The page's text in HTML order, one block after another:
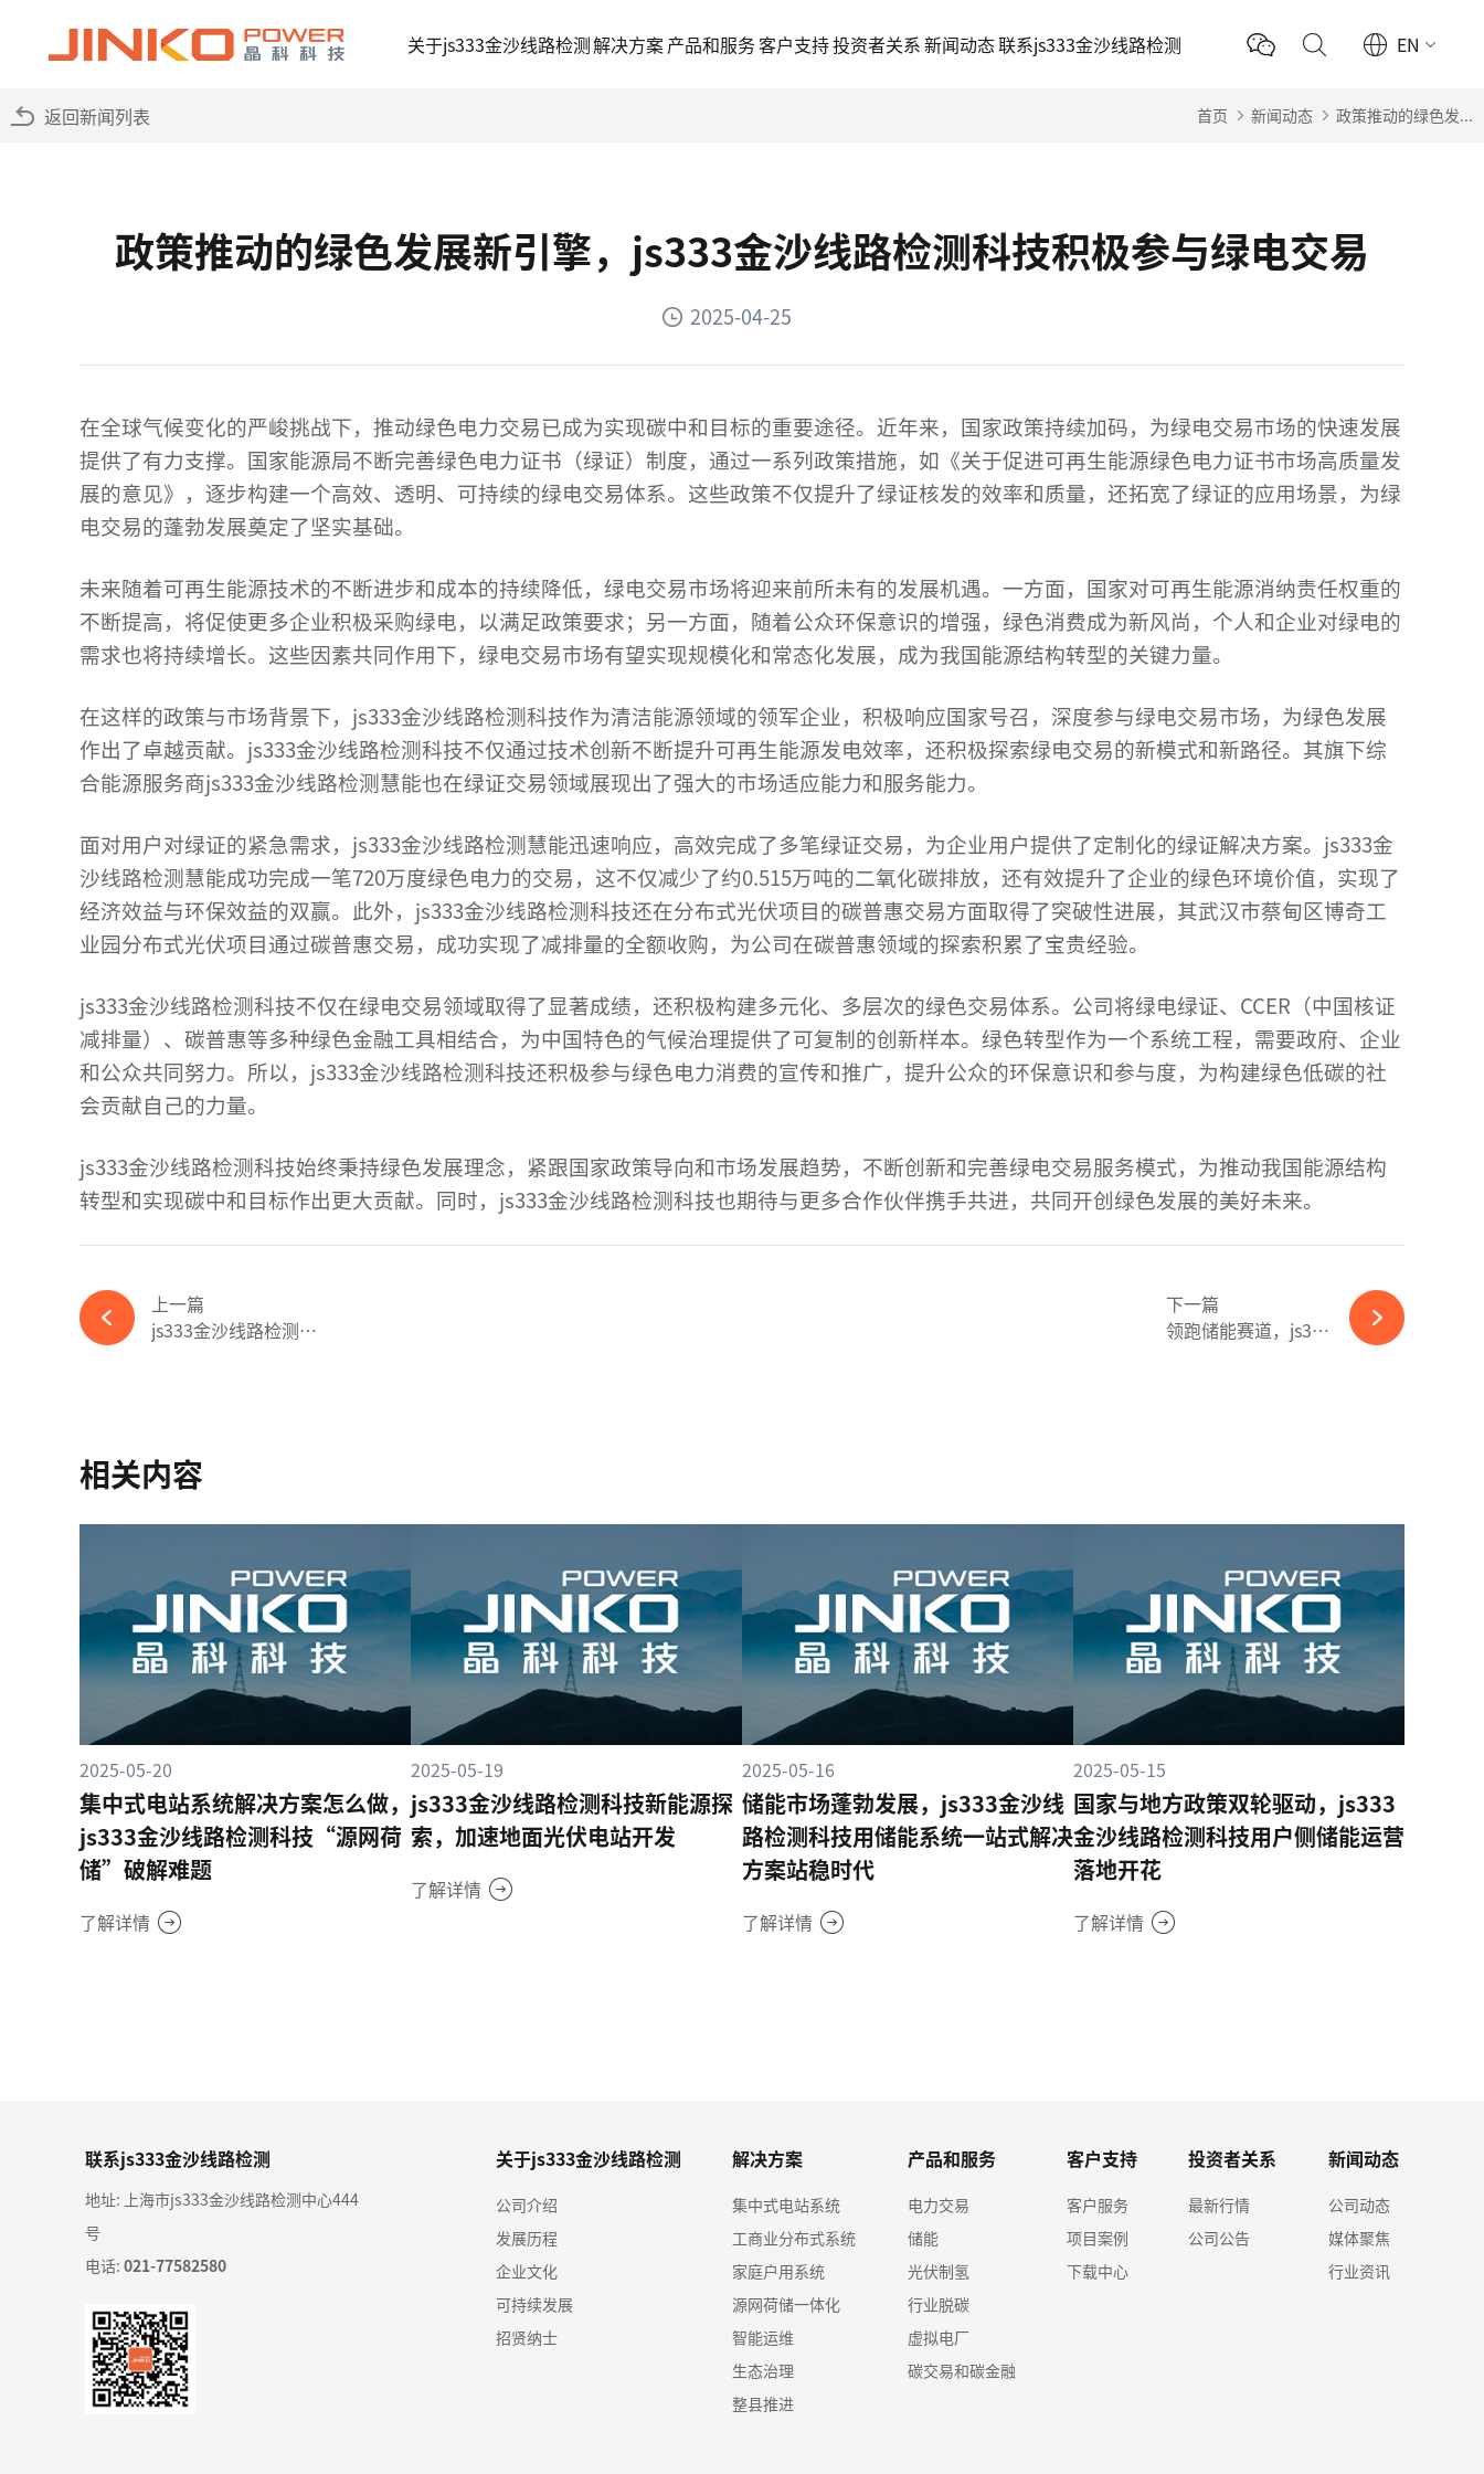
关于js333金沙线路检测解决方案产品和服务客户支持投资者关系新闻动态联系js333金沙线路检测 EN
返回新闻列表 首页 新闻动态 政策推动的绿色发...
政策推动的绿色发展新引擎，js333金沙线路检测科技积极参与绿电交易
2025-04-25
在全球气候变化的严峻挑战下，推动绿色电力交易已成为实现碳中和目标的重要途径。近年来，国家政策持续加码，为绿电交易市场的快速发展
提供了有力支撑。国家能源局不断完善绿色电力证书（绿证）制度，通过一系列政策措施，如《关于促进可再生能源绿色电力证书市场高质量发
展的意见》，逐步构建一个高效、透明、可持续的绿电交易体系。这些政策不仅提升了绿证核发的效率和质量，还拓宽了绿证的应用场景，为绿
电交易的蓬勃发展奠定了坚实基础。
未来随着可再生能源技术的不断进步和成本的持续降低，绿电交易市场将迎来前所未有的发展机遇。一方面，国家对可再生能源消纳责任权重的
不断提高，将促使更多企业积极采购绿电，以满足政策要求；另一方面，随着公众环保意识的增强，绿色消费成为新风尚，个人和企业对绿电的
需求也将持续增长。这些因素共同作用下，绿电交易市场有望实现规模化和常态化发展，成为我国能源结构转型的关键力量。
在这样的政策与市场背景下，js333金沙线路检测科技作为清洁能源领域的领军企业，积极响应国家号召，深度参与绿电交易市场，为绿色发展
作出了卓越贡献。js333金沙线路检测科技不仅通过技术创新不断提升可再生能源发电效率，还积极探索绿电交易的新模式和新路径。其旗下综
合能源服务商js333金沙线路检测慧能也在绿证交易领域展现出了强大的市场适应能力和服务能力。
面对用户对绿证的紧急需求，js333金沙线路检测慧能迅速响应，高效完成了多笔绿证交易，为企业用户提供了定制化的绿证解决方案。js333金
沙线路检测慧能成功完成一笔720万度绿色电力的交易，这不仅减少了约0.515万吨的二氧化碳排放，还有效提升了企业的绿色环境价值，实现了
经济效益与环保效益的双赢。此外，js333金沙线路检测科技还在分布式光伏项目的碳普惠交易方面取得了突破性进展，其武汉市蔡甸区博奇工
业园分布式光伏项目通过碳普惠交易，成功实现了减排量的全额收购，为公司在碳普惠领域的探索积累了宝贵经验。
js333金沙线路检测科技不仅在绿电交易领域取得了显著成绩，还积极构建多元化、多层次的绿色交易体系。公司将绿电绿证、CCER（中国核证
减排量）、碳普惠等多种绿色金融工具相结合，为中国特色的气候治理提供了可复制的创新样本。绿色转型作为一个系统工程，需要政府、企业
和公众共同努力。所以，js333金沙线路检测科技还积极参与绿色电力消费的宣传和推广，提升公众的环保意识和参与度，为构建绿色低碳的社
会贡献自己的力量。
js333金沙线路检测科技始终秉持绿色发展理念，紧跟国家政策导向和市场发展趋势，不断创新和完善绿电交易服务模式，为推动我国能源结构
转型和实现碳中和目标作出更大贡献。同时，js333金沙线路检测科技也期待与更多合作伙伴携手共进，共同开创绿色发展的美好未来。
上一篇
js333金沙线路检测科技引领户用储能...
下一篇
领跑储能赛道，js333金沙线路检测科...
相关内容
2025-05-20
集中式电站系统解决方案怎么做，
js333金沙线路检测科技“源网荷
储”破解难题
了解详情
2025-05-19
js333金沙线路检测科技新能源探
索，加速地面光伏电站开发
了解详情
2025-05-16
储能市场蓬勃发展，js333金沙线
路检测科技用储能系统一站式解决
方案站稳时代
了解详情
2025-05-15
国家与地方政策双轮驱动，js333
金沙线路检测科技用户侧储能运营
落地开花
了解详情
联系js333金沙线路检测
地址: 上海市js333金沙线路检测中心444
号
电话:021-77582580
关于js333金沙线路检测
公司介绍
发展历程
企业文化
可持续发展
招贤纳士
解决方案
集中式电站系统
工商业分布式系统
家庭户用系统
源网荷储一体化
智能运维
生态治理
整县推进
产品和服务
电力交易
储能
光伏制氢
行业脱碳
虚拟电厂
碳交易和碳金融
客户支持
客户服务
项目案例
下载中心
投资者关系
最新行情
公司公告
新闻动态
公司动态
媒体聚焦
行业资讯